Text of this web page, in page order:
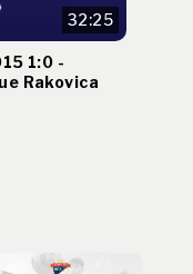
32:25
1:0 -
Rakovica